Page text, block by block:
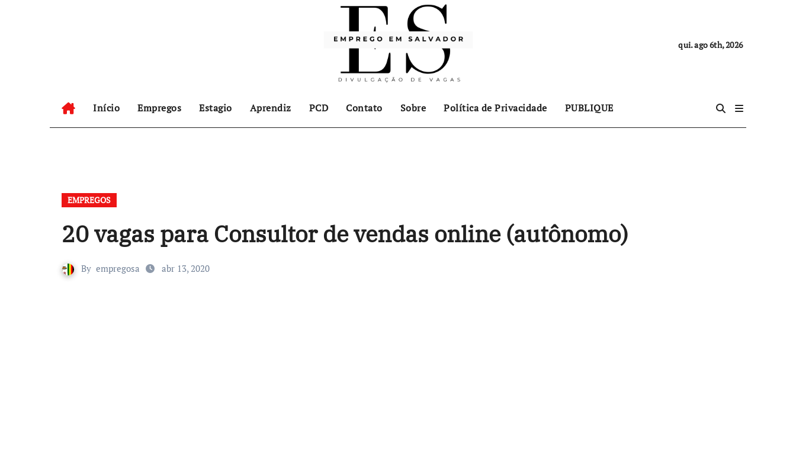
qui. ago 6th, 2026
Início Empregos Estagio Aprendiz PCD Contato Sobre Política de Privacidade PUBLIQUE
EMPREGOS
20 vagas para Consultor de vendas online (autônomo)
By empregosa abr 13, 2020